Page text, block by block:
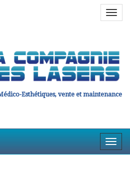
Esthétiques, vente et maintenance
la
en